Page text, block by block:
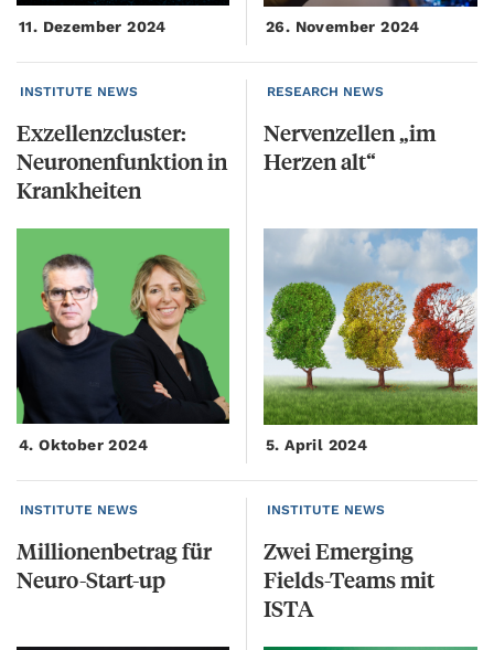
11. Dezember 2024 26. November 2024
INSTITUTE NEWS
Exzellenzcluster:
Neuronenfunktion in
Krankheiten
4. Oktober 2024
RESEARCH NEWS
Nervenzellen„im
Herzenalt“
5. April 2024
INSTITUTE NEWS
Millionenbetragfür
Neuro-Start-up
INSTITUTE NEWS
Zwei Emerging
Fields-Teams mit
ISTA